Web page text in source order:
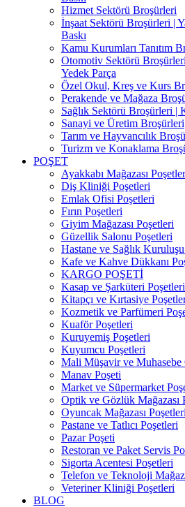
Hizmet Sektörü Broşürleri
İnşaat Sektörü Broşürleri |
Baskı
Kamu Kurumları Tanıtım
Otomotiv Sektörü
Yedek Parça
Özel Okul, Kreş ve Kurs
Perakende ve Mağaza
Sağlık Sektörü Broşürleri |
Sanayi ve Üretim Broşürleri
Tarım ve Hayvancılık
Turizm ve Konaklama
POŞET
Ayakkabı Mağazası
Diş Kliniği Poşetleri
Emlak Ofisi Poşetleri
Fırın Poşetleri
Giyim Mağazası Poşetleri
Güzellik Salonu Poşetleri
Hastane ve Sağlık
Kafe ve Kahve Dükkanı
KARGO POŞETİ
Kasap ve Şarküteri Poşetleri
Kitapçı ve Kırtasiye
Kozmetik ve Parfümeri
Kuaför Poşetleri
Kuruyemiş Poşetleri
Kuyumcu Poşetleri
Mali Müşavir ve Muhasebe
Manav Poşeti
Market ve Süpermarket
Optik ve Gözlük Mağazası
Oyuncak Mağazası Poşetleri
Pastane ve Tatlıcı Poşetleri
Pazar Poşeti
Restoran ve Paket Servis
Sigorta Acentesi Poşetleri
Telefon ve Teknoloji
Veteriner Kliniği Poşetleri
BLOG